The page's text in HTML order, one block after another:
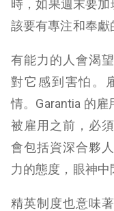
時，如果週末要
該要有專注和奉獻
有能力的人會渴
對它感到害怕。
情。Garantia 的
被雇用之前，必
會包括資深合夥
力的態度，眼神中
精英制度也意味